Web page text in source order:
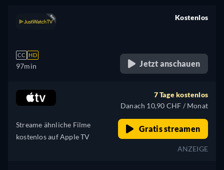
CC HD
97min
Kostenlos
Jetzt anschauen
Streame ähnliche Filme
kostenlos auf Apple TV
7 Tage kostenlos
Danach 10,90 CHF / Monat
Gratis streamen
ANZEIGE